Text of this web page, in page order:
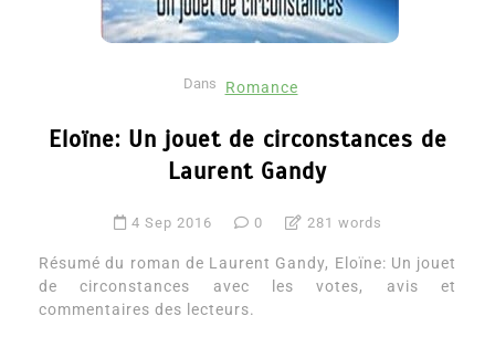
Dans Romance
Eloïne: Un jouet de circonstances de
Laurent Gandy
4 Sep 2016 0 281 words
Résumé du roman de Laurent Gandy, Eloïne: Un jouet
de circonstances avec les votes, avis et
commentaires des lecteurs.